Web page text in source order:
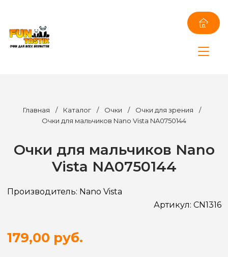
Главная / Каталог / Очки / Очки для зрения
/
Очки для мальчиков Nano Vista NA0750144
Очки для мальчиков Nano
Vista NA0750144
Производитель: Nano Vista
Артикул: CN1316
179,00 руб.